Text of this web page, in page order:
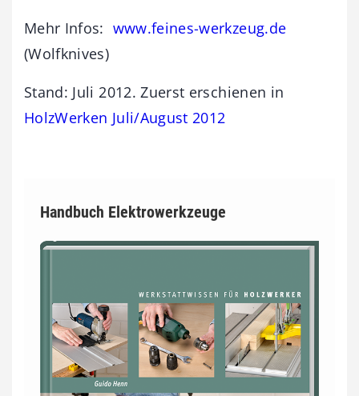
Mehr Infos: www.feines-werkzeug.de
(Wolfknives)
Stand: Juli 2012. Zuerst erschienen in
HolzWerken Juli/August 2012
Handbuch Elektrowerkzeuge